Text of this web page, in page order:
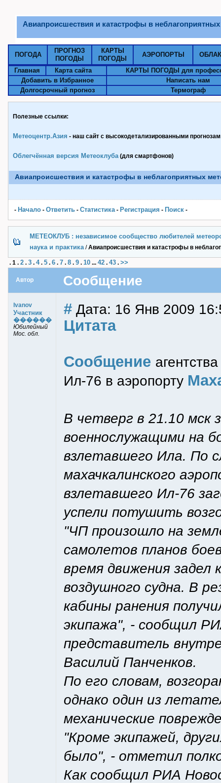
Авиапроисшествия и катастрофы в
ПОГОДА
ПРОГНОЗ
ПОГОДЫ
КАРТЫ
ПОГОДЫ
АЭРОПОРТЫ
Главная Карта сайта
КАРТЫ ПОГОДЫ для
Добавить в Избранное
Написать нам
Долгосрочный прогноз
Термограф
Полезные ссылки:
Метеоцентр.Азия - наш сайт с высокодетализированными
Облегчённая версия Метеоклуба(для смартфонов)
Авиапроисшествия и катастрофы в неблагоприятных
- Начало - Ответить - Статистика- Pегистрация - Поиск -
МЕТЕОКЛУБ : независимое сообщество любителей
наука и практика/Авиапроисшествия и катастрофы в
. 1 . 2 . 3 . 4. 5 . 6 . 7 . 8 . 9 . 10 ... 42 . 43 . >>
Автор Сообщение
Ivanov
Участник
������
Юбилейный
Мос. обл.
# Дата: 16 Янв 2009
Цитата
Сообщение
Ил-76 в аэропорту
В четверг в 21.10 мск
военнослужащими на
взлетавшего Ила. По
махачкалинского
взлетавшего Ил-76
успели потушить
"ЧП произошло на
самолетов планов
время движения
воздушного судна. В
кабины ранения
экипажа", - сообщил
представитель
Василий Панченков.
По его словам,
однако один из
механические
"Кроме экипажей,
было", - отметил
Как сообщил РИА